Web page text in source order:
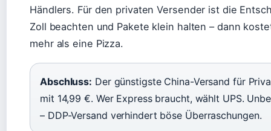
Händlers. Für den privaten Versender ist die
Zoll beachten und Pakete klein halten – dann
mehr als eine Pizza.
Abschluss: Der günstigste China-Versand für
mit 14,99 €. Wer Express braucht, wählt UPS.
– DDP-Versand verhindert böse Überraschungen.